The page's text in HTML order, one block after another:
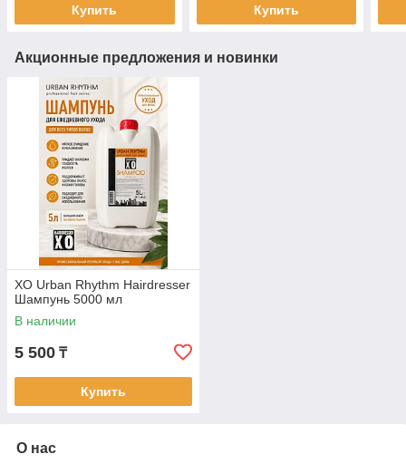
Купить Купить
Акционные предложения и новинки
XO Urban Rhythm Hairdresser
Шампунь 5000 мл
В наличии
5 500 ₸
Купить
О нас